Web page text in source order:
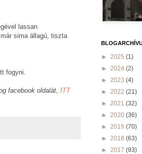
lassan
sima állagú, tiszta
fogyni.
facebook oldalát, ITT
► 2025 (1)
► 2024 (2)
► 2023 (4)
► 2022 (21)
► 2021 (32)
► 2020 (36)
► 2019 (70)
► 2018 (63)
► 2017 (93)